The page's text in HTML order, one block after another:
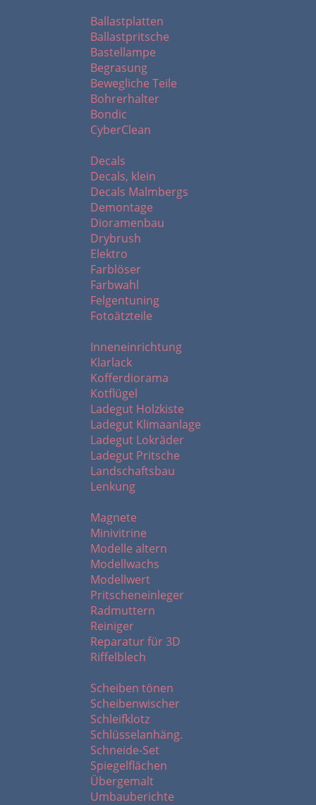
Ballastplatten
Ballastpritsche
Bastellampe
Begrasung
Bewegliche Teile
Bohrerhalter
Bondic
CyberClean
Decals
Decals, klein
Decals Malmbergs
Demontage
Dioramenbau
Drybrush
Elektro
Farblöser
Farbwahl
Felgentuning
Fotoätzteile
Inneneinrichtung
Klarlack
Kofferdiorama
Kotflügel
Ladegut Holzkiste
Ladegut Klimaanlage
Ladegut Lokräder
Ladegut Pritsche
Landschaftsbau
Lenkung
Magnete
Minivitrine
Modelle altern
Modellwachs
Modellwert
Pritscheneinleger
Radmuttern
Reiniger
Reparatur für 3D
Riffelblech
Scheiben tönen
Scheibenwischer
Schleifklotz
Schlüsselanhäng.
Schneide-Set
Spiegelflächen
Übergemalt
Umbauberichte